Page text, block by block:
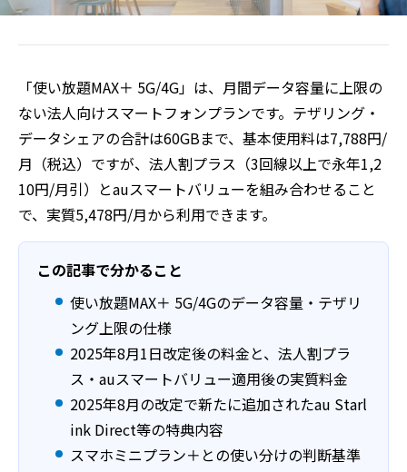
「使い放題MAX＋ 5G/4G」は、月間データ容量に上限の
ない法人向けスマートフォンプランです。テザリング・
データシェアの合計は60GBまで、基本使用料は7,788円/
月（税込）ですが、法人割プラス（3回線以上で永年1,2
10円/月引）とauスマートバリューを組み合わせること
で、実質5,478円/月から利用できます。
この記事で分かること
使い放題MAX＋ 5G/4Gのデータ容量・テザリ
ング上限の仕様
2025年8月1日改定後の料金と、法人割プラ
ス・auスマートバリュー適用後の実質料金
2025年8月の改定で新たに追加されたau Starl
ink Direct等の特典内容
スマホミニプラン＋との使い分けの判断基準